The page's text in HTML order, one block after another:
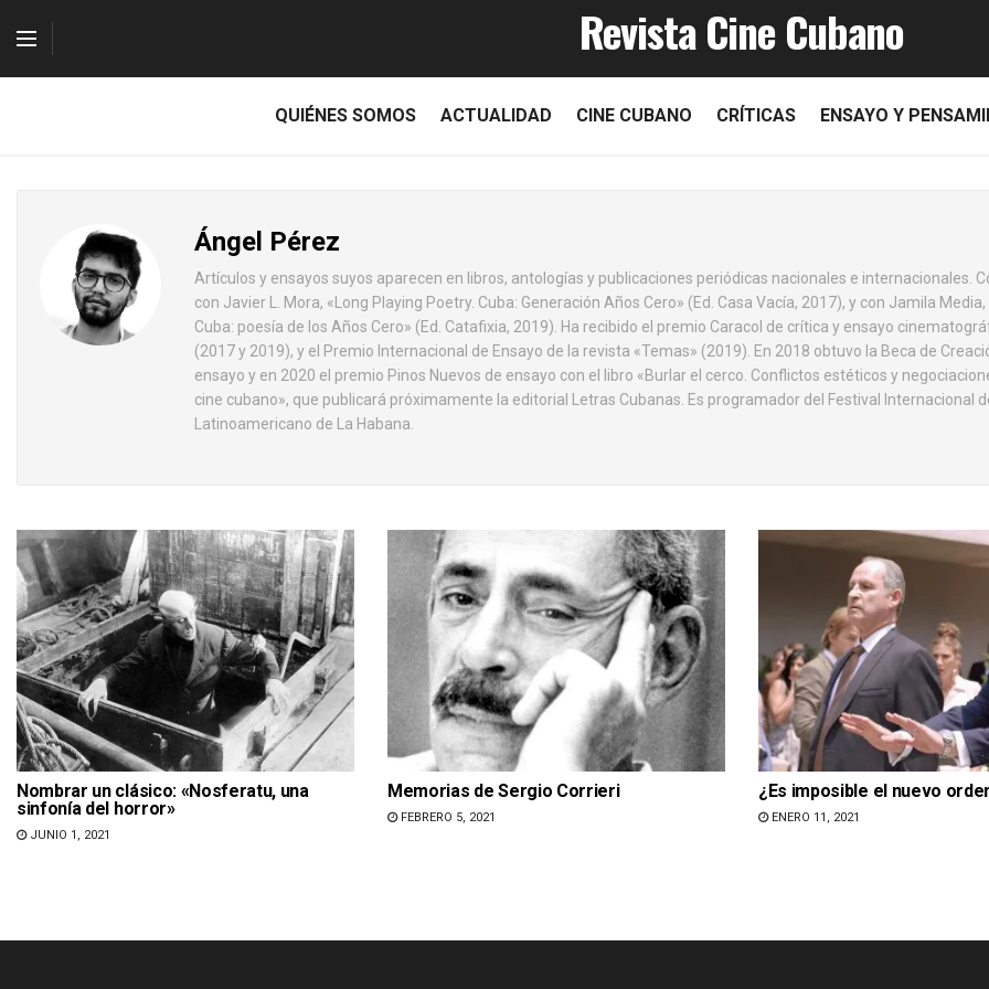
Revista Cine Cubano
QUIÉNES SOMOS ACTUALIDAD CINE CUBANO CRÍTICAS ENSAYO Y
Ángel Pérez
Artículos y ensayos suyos aparecen en libros, antologías y publicaciones periódicas nacionales e internacionales.
con Javier L. Mora, «Long Playing Poetry. Cuba: Generación Años Cero» (Ed. Casa Vacía, 2017), y con Jamila
Cuba: poesía de los Años Cero» (Ed. Catafixia, 2019). Ha recibido el premio Caracol de crítica y ensayo
(2017 y 2019), y el Premio Internacional de Ensayo de la revista «Temas» (2019). En 2018 obtuvo la Beca de
ensayo y en 2020 el premio Pinos Nuevos de ensayo con el libro «Burlar el cerco. Conflictos estéticos y
cine cubano», que publicará próximamente la editorial Letras Cubanas. Es programador del Festival Internacional
Latinoamericano de La Habana.
Nombrar un clásico: «Nosferatu, una
sinfonía del horror»
JUNIO 1, 2021
Memorias de Sergio Corrieri
FEBRERO 5, 2021
¿Es imposible el nuevo
ENERO 11, 2021